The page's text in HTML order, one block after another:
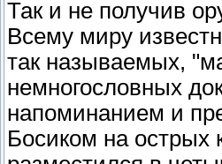
Так и не получив
Всему миру
так называемых,
немногословных
напоминанием и
Босиком на острых